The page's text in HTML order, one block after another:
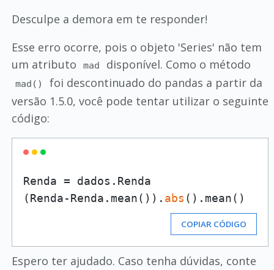
Desculpe a demora em te responder!
Esse erro ocorre, pois o objeto 'Series' não tem
um atributo
mad disponível. Como o método
mad()
foi descontinuado do pandas a partir da
versão 1.5.0, você pode tentar utilizar o seguinte
código:
Renda = dados.Renda
(Renda-Renda.mean()). abs
COPIAR CÓDIGO
Espero ter ajudado. Caso tenha dúvidas, conte